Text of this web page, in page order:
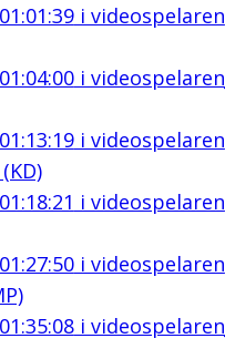
01:01:39i videospelaren
01:04:00i videospelaren
01:13:19i videospelaren
01:18:21 i videospelaren
01:27:50i videospelaren
01:35:08i videospelaren